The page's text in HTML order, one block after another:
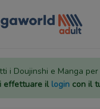
i Doujinshi e Manga
effettuare il logincon il